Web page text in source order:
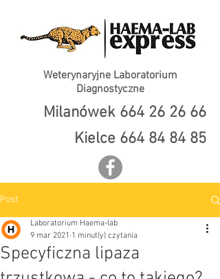
Milanówek 664 26 26 66
Kielce 664 84 84 85
Weterynaryjne Laboratorium
Diagnostyczne
Post
Specyficzna lipaza
Laboratorium Haema-lab
9 mar 2021 1 minut(y) czytania